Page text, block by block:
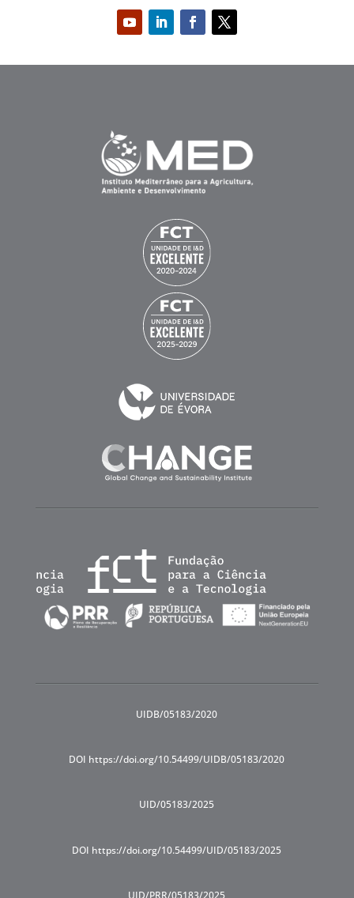
UIDB/05183/2020
DOI https://doi.org/10.54499/UIDB/05183/2020
UID/05183/2025
DOI https://doi.org/10.54499/UID/05183/2025
UID/PRR/05183/2025